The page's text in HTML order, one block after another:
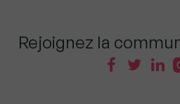
Rejoignez la